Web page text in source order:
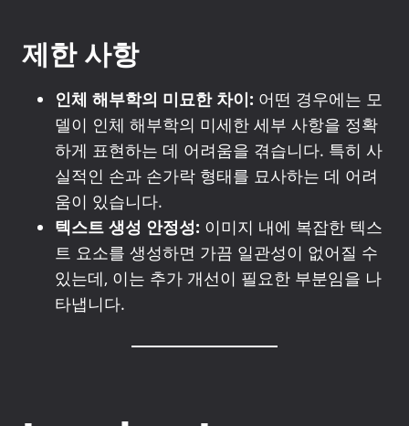
제한 사항
인체 해부학의 미묘한 차이: 어떤 경우에는 모
델이 인체 해부학의 미세한 세부 사항을 정확
하게 표현하는 데 어려움을 겪습니다. 특히 사
실적인 손과 손가락 형태를 묘사하는 데 어려
움이 있습니다.
텍스트 생성 안정성: 이미지 내에 복잡한 텍스
트 요소를 생성하면 가끔 일관성이 없어질 수
있는데, 이는 추가 개선이 필요한 부분임을 나
타냅니다.